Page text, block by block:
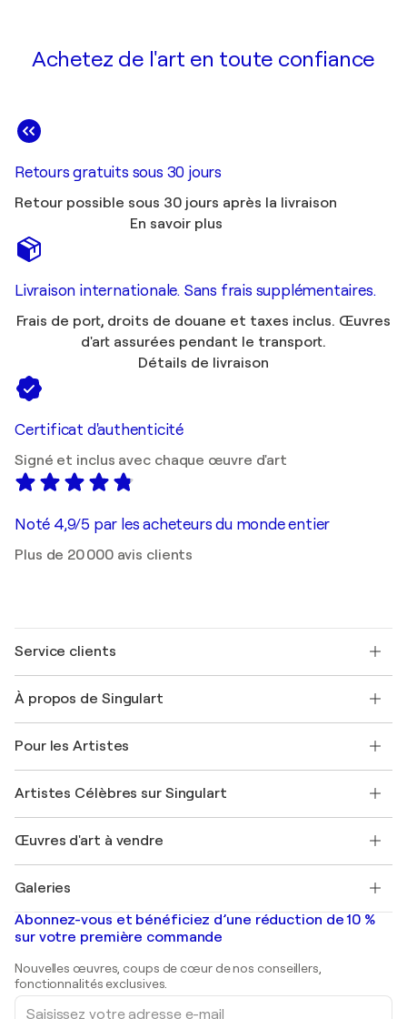
Achetez de l'art en toute confiance
Retours gratuits sous 30 jours
Retour possible sous 30 jours après la livraison
En savoir plus
Livraison internationale. Sans frais supplémentaires.
Frais de port, droits de douane et taxes inclus. Œuvres
d'art assurées pendant le transport.
Détails de livraison
Certificat d'authenticité
Signé et inclus avec chaque œuvre d'art
Noté 4,9/5 par les acheteurs du monde entier
Plus de 20 000 avis clients
Service clients
Expédition
Offrir une carte cadeau
Rejoignez notre programme commercial
Mon compte
+33 1 76 44 06 42
À propos de Singulart
FAQ
Magazine Singulart
Emplois
Découvrez une sélection d'art original
Pour les Artistes
Se connecter en tant qu'Artiste
Artistes Célèbres sur Singulart
Marc Chagall
Banksy
Mr. Brainwash
Shepard Fairey
Œuvres d'art à vendre
Tableaux abstraits à vendre
Peintures de paysage
Estampes
Peintures acryliques
Galeries
Galeries d'art en France
Galeries d'art en Belgique
Abonnez-vous et bénéficiez d’une réduction de 10 %
sur votre première commande
Nouvelles œuvres, coups de cœur de nos conseillers,
fonctionnalités exclusives.
Saisissez